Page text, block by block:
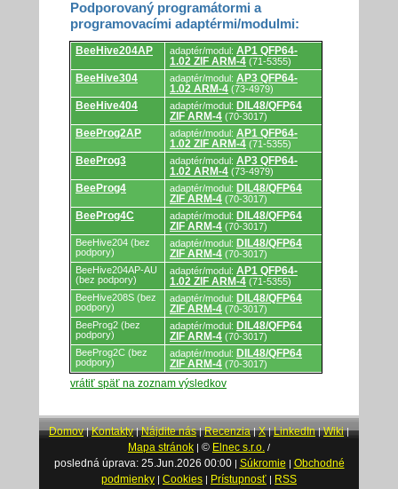
Podporovaný programátormi a
programovacími adaptérmi/modulmi:
Podporovaný
programátormi
a
programovacími
BeeHive204AP adaptér/modul: AP1 QFP64-
1.02 ZIF ARM-4 (71-5355)
BeeHive304 adaptér/modul: AP3 QFP64-
1.02 ARM-4 (73-4979)
BeeHive404 adaptér/modul: DIL48/QFP64
ZIF ARM-4 (70-3017)
BeeProg2AP adaptér/modul: AP1 QFP64-
1.02 ZIF ARM-4 (71-5355)
BeeProg3 adaptér/modul: AP3 QFP64-
1.02 ARM-4 (73-4979)
BeeProg4 adaptér/modul: DIL48/QFP64
ZIF ARM-4 (70-3017)
BeeProg4C adaptér/modul: DIL48/QFP64
ZIF ARM-4 (70-3017)
BeeHive204 (bez
podpory)
adaptér/modul: DIL48/QFP64
ZIF ARM-4 (70-3017)
BeeHive204AP-AU
(bez podpory)
adaptér/modul: AP1 QFP64-
1.02 ZIF ARM-4 (71-5355)
BeeHive208S (bez
podpory)
adaptér/modul: DIL48/QFP64
ZIF ARM-4 (70-3017)
BeeProg2 (bez
podpory)
adaptér/modul: DIL48/QFP64
ZIF ARM-4 (70-3017)
BeeProg2C (bez
podpory)
adaptér/modul: DIL48/QFP64
ZIF ARM-4 (70-3017)
vrátiť späť na zoznam výsledkov
Domov|Kontakty|Nájdite nás|Recenzia|X|LinkedIn|Wiki|
Mapa stránok | © Elnec s.r.o. /
posledná úprava: 25.Jun.2026 00:00| Súkromie | Obchodné
podmienky | Cookies | Prístupnosť | RSS